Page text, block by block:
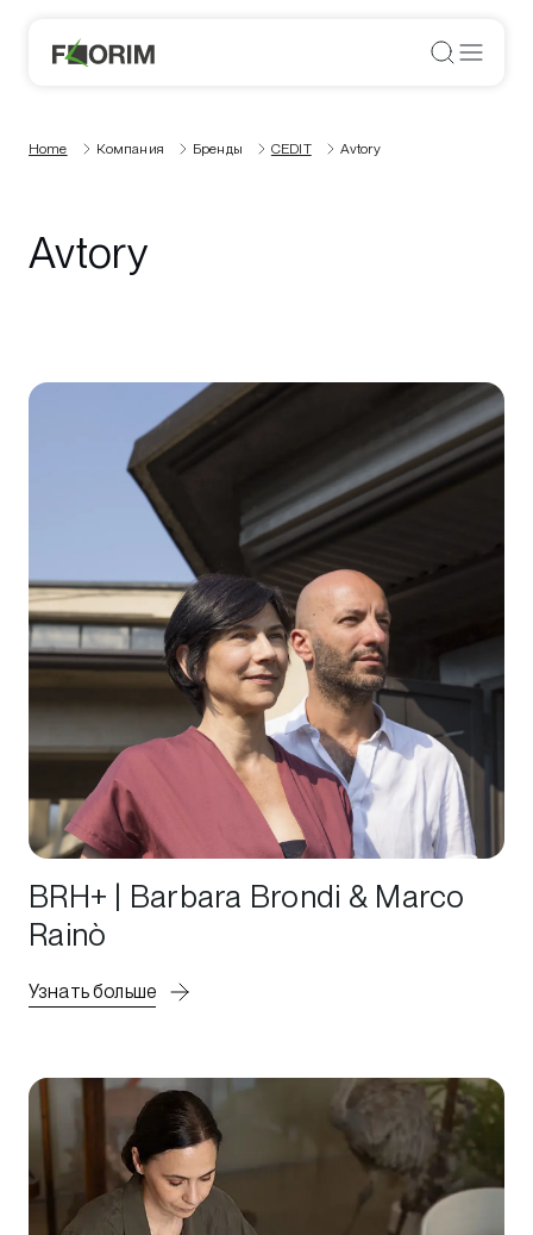
Home Компания Бренды CEDIT Avtory
Avtory
BRH+ | Barbara Brondi & Marco
Rainò
Узнать больше